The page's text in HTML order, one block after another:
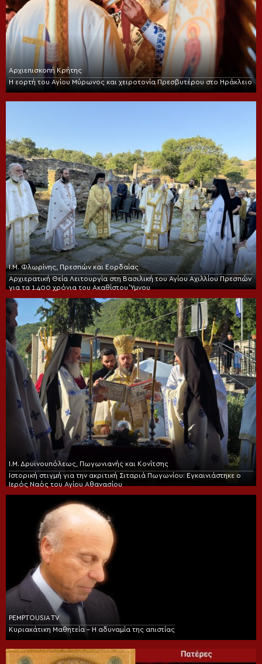
Αρχιεπισκοπή Κρήτης
Η εορτή του Αγίου Μύρωνος και χειροτονία Πρεσβυτέρου στο Ηράκλειο
Ι.Μ. Φλωρίνης, Πρεσπών και Εορδαίας
Αρχιερατική Θεία Λειτουργία στη Βασιλική του Αγίου Αχιλλίου Πρεσπών
για τα 1.400 χρόνια του Ακαθίστου Ύμνου
Ι.Μ. Δρυϊνουπόλεως, Πωγωνιανής και Κονίτσης
Ιστορική στιγμή για την ακριτική Σιταριά Πωγωνίου: Εγκαινιάστηκε ο
Ιερός Ναός του Αγίου Αθανασίου
PEMPTOUSIA TV
Κυριακάτικη Μαθητεία – Η αδυναμία της απιστίας